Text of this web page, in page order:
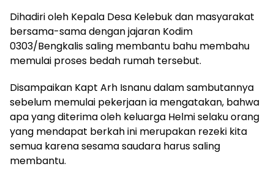
Dihadiri oleh Kepala Desa Kelebuk dan masyarakat
bersama-sama dengan jajaran Kodim
0303/Bengkalis saling membantu bahu membahu
memulai proses bedah rumah tersebut.
Disampaikan Kapt Arh Isnanu dalam sambutannya
sebelum memulai pekerjaan ia mengatakan, bahwa
apa yang diterima oleh keluarga Helmi selaku orang
yang mendapat berkah ini merupakan rezeki kita
semua karena sesama saudara harus saling
membantu.